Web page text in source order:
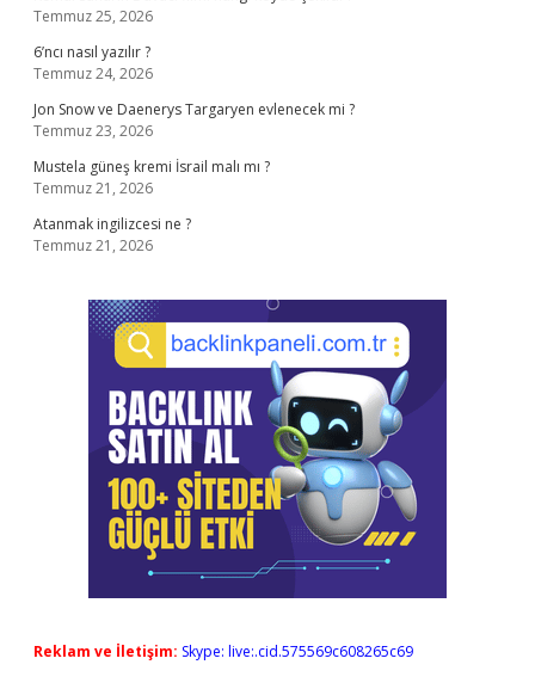
Temmuz 25, 2026
6’ncı nasıl yazılır ?
Temmuz 24, 2026
Jon Snow ve Daenerys Targaryen evlenecek mi ?
Temmuz 23, 2026
Mustela güneş kremi İsrail malı mı ?
Temmuz 21, 2026
Atanmak ingilizcesi ne ?
Temmuz 21, 2026
Reklam ve İletişim: Skype: live:.cid.575569c608265c69